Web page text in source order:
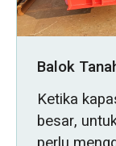
Balok
Ketika
besar,